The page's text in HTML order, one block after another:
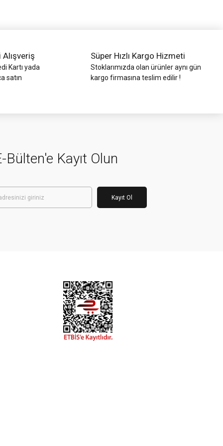
Alışveriş
Kartı yada
satın
Süper Hızlı Kargo Hizmeti
Stoklarımızda olan ürünler aynı gün
kargo firmasına teslim edilir !
Bülten'e Kayıt Olun
Kayıt Ol